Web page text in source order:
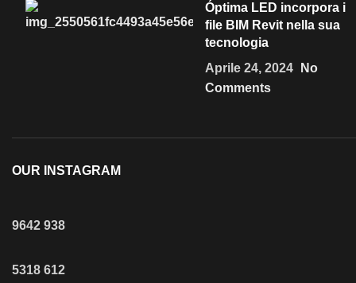
Óptima LED incorpora i
file BIM Revit nella sua
tecnologia
Aprile 24, 2024
No
Comments
OUR INSTAGRAM
9642 938
5318 612